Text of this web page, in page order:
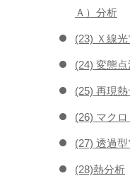
Ａ）分析
(23) Ｘ線
(24) 変態点
(25) 再現
(26) マク
(27) 透過
(28)熱分析